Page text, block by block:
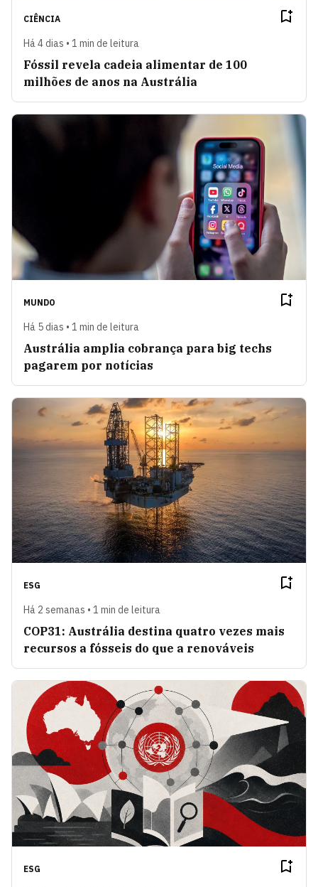
CIÊNCIA
Há 4 dias • 1 min de leitura
Fóssil revela cadeia alimentar de 100
milhões de anos na Austrália
MUNDO
Há 5 dias • 1 min de leitura
Austrália amplia cobrança para big techs
pagarem por notícias
ESG
Há 2 semanas • 1 min de leitura
COP31: Austrália destina quatro vezes mais
recursos a fósseis do que a renováveis
ESG